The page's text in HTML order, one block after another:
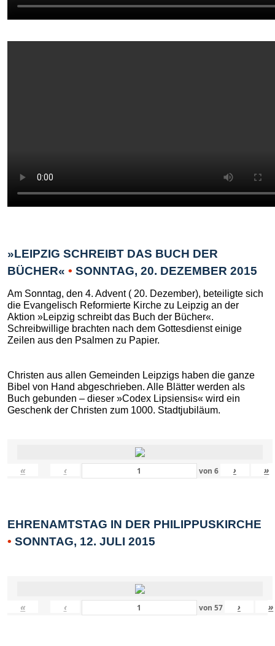
»LEIPZIG SCHREIBT DAS BUCH DER
BÜCHER« • SONNTAG, 20. DEZEMBER 2015
Am Sonntag, den 4. Advent ( 20. Dezember), beteiligte sich
die Evangelisch Reformierte Kirche zu Leipzig an der
Aktion »Leipzig schreibt das Buch der Bücher«.
Schreibwillige brachten nach dem Gottesdienst einige
Zeilen aus den Psalmen zu Papier.
Christen aus allen Gemeinden Leipzigs haben die ganze
Bibel von Hand abgeschrieben. Alle Blätter werden als
Buch gebunden – dieser »Codex Lipsiensis« wird ein
Geschenk der Christen zum 1000. Stadtjubiläum.
« ‹ von 6 › »
EHRENAMTSTAG IN DER PHILIPPUSKIRCHE
• SONNTAG, 12. JULI 2015
« ‹ von 57 › »